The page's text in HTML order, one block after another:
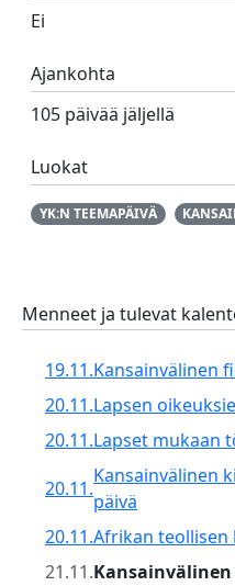
Ei
Ajankohta
105 päivää jäljellä
Luokat
YK:N TEEMAPÄIVÄ
Menneet ja tulevat
19.11.Kansainvälinen
20.11.Lapsen
20.11.Lapset mukaan
20.11.
Kansainvälinen
päivä
20.11.Afrikan teollisen
21.11.